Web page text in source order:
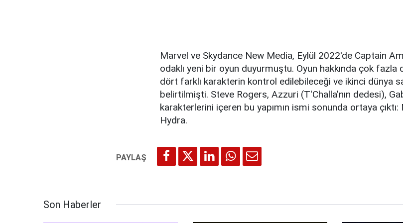
Marvel ve Skydance New Media, Eylül 2022'de Captain
odaklı yeni bir oyun duyurmuştu. Oyun hakkında çok
dört farklı karakterin kontrol edilebileceği ve ikinci dünya
belirtilmişti. Steve Rogers, Azzuri (T'Challa'nın dedesi),
karakterlerini içeren bu yapımın ismi sonunda ortaya
Hydra.
Son Haberler